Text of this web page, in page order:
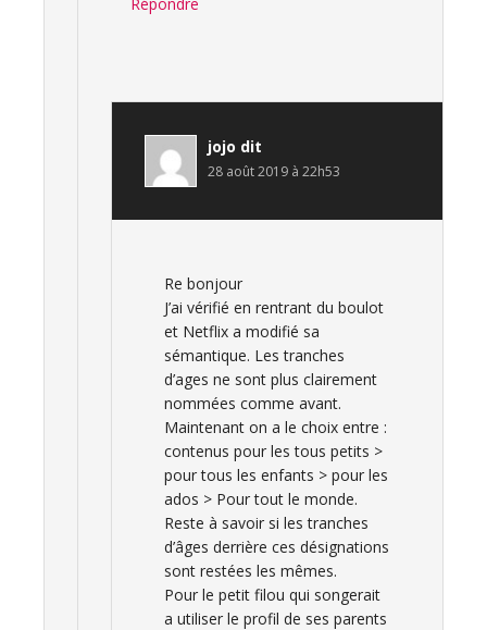
jojo dit
28 août 2019 à 22h53
Re bonjour
J’ai vérifié en rentrant du boulot
et Netflix a modifié sa
sémantique. Les tranches
d’ages ne sont plus clairement
nommées comme avant.
Maintenant on a le choix entre :
contenus pour les tous petits >
pour tous les enfants > pour les
ados > Pour tout le monde.
Reste à savoir si les tranches
d’âges derrière ces désignations
sont restées les mêmes.
Pour le petit filou qui songerait
a utiliser le profil de ses parents